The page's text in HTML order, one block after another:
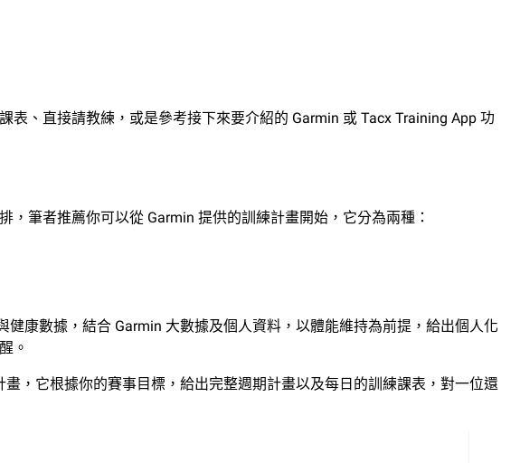
表、直接請教練，或是參考接下來要介紹的 Garmin 或 Tacx Training App 功
筆者推薦你可以從 Garmin 提供的訓練計畫開始，它分為兩種：
健康數據，結合 Garmin 大數據及個人資料，以體能維持為前提，給出個人化
。
，它根據你的賽事目標，給出完整週期計畫以及每日的訓練課表，對一位還